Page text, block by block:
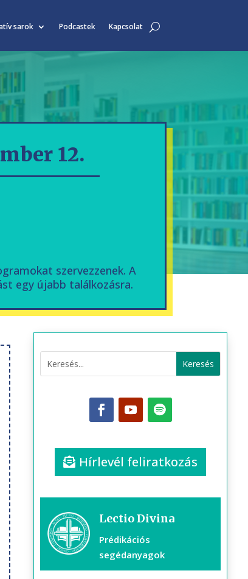
sarok Podcastek Kapcsolat
12.
szervezzenek. A
egy újabb találkozásra.
Hírlevél feliratkozás
Lectio Divina
Prédikációs
segédanyagok